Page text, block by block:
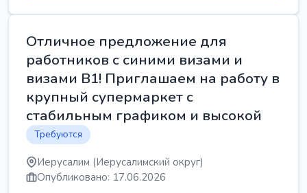
Отличное предложение для
работников с синими визами и
визами B1! Приглашаем на работу в
крупный супермаркет с
стабильным графиком и высокой
Требуются
Иерусалим (Иерусалимский округ)
Опубликовано: 17.06.2026